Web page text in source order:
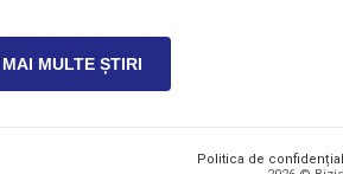
MAI MULTE ȘTIRI
Politica de